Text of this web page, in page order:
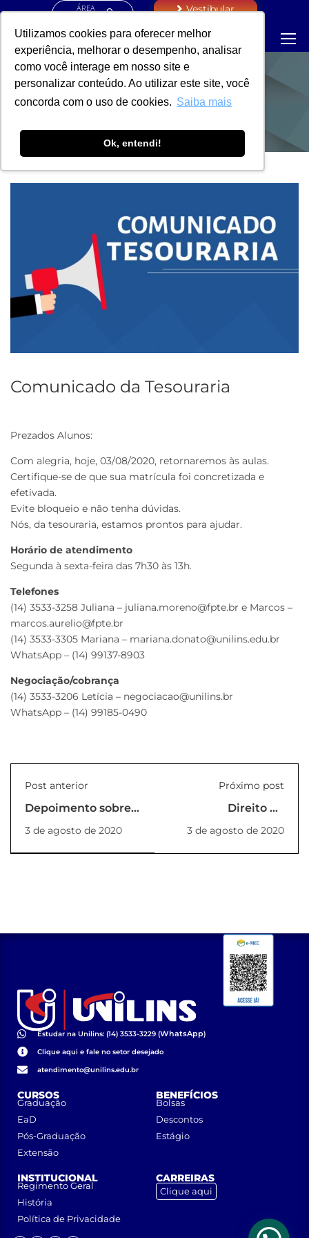
Utilizamos cookies para oferecer melhor
experiência, melhorar o desempenho, analisar
como você interage em nosso site e
personalizar conteúdo. Ao utilizar este site, você
concorda com o uso de cookies. Saiba mais
Ok, entendi!
ÁREA
Vestibular
NOTÍCIAS
Comunicado da Tesouraria
Prezados Alunos:
Com alegria, hoje, 03/08/2020, retornaremos às aulas.
Certifique-se de que sua matrícula foi concretizada e
efetivada.
Evite bloqueio e não tenha dúvidas.
Nós, da tesouraria, estamos prontos para ajudar.
Horário de atendimento
Segunda à sexta-feira das 7h30 às 13h.
Telefones
(14) 3533-3258 Juliana – juliana.moreno@fpte.br e Marcos –
marcos.aurelio@fpte.br
(14) 3533-3305 Mariana – mariana.donato@unilins.edu.br
WhatsApp – (14) 99137-8903
Negociação/cobrança
(14) 3533-3206 Letícia – negociacao@unilins.br
WhatsApp – (14) 99185-0490
Post anterior
Depoimento sobre
os Cursos de Verão
(Empreendendo um
Pequeno Negócio)
3 de agosto de 2020
Próximo post
Direito do
Consumidor na
Pandemia será live
da Pós-Graduação
3 de agosto de 2020
Estudar na Unilins: (14) 3533-3229 (WhatsApp)
Clique aqui e fale no setor desejado
atendimento@unilins.edu.br
CURSOS
Graduação
EaD
Pós-Graduação
Extensão
BENEFÍCIOS
Bolsas
Descontos
Estágio
INSTITUCIONAL
Regimento Geral
História
Política de Privacidade
CARREIRAS
Clique aqui